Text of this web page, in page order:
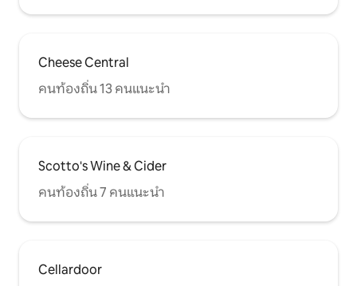
Cheese Central
คนท้องถิ่น 13 คนแนะนำ
Scotto's Wine & Cider
คนท้องถิ่น 7 คนแนะนำ
Cellardoor